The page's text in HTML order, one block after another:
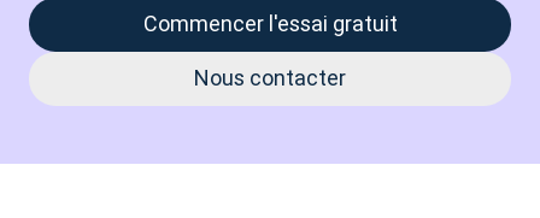
Commencer l'essai gratuit
Nous contacter